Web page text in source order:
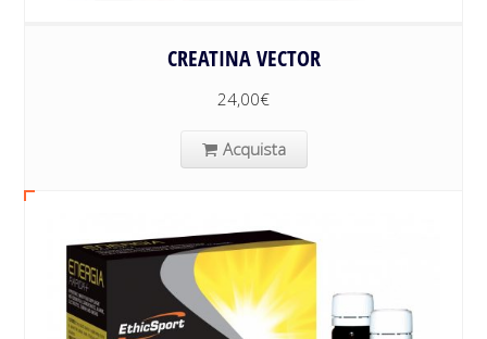
CREATINA VECTOR
24,00€
Acquista